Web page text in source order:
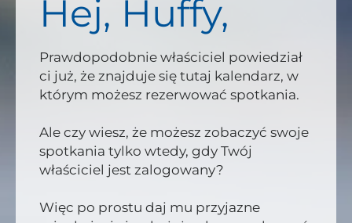
Hej, Huffy,
Prawdopodobnie właściciel powiedział
ci już, że znajduje się tutaj kalendarz, w
którym możesz rezerwować spotkania.
Ale czy wiesz, że możesz zobaczyć swoje
spotkania tylko wtedy, gdy Twój
właściciel jest zalogowany?
Więc po prostu daj mu przyjazne